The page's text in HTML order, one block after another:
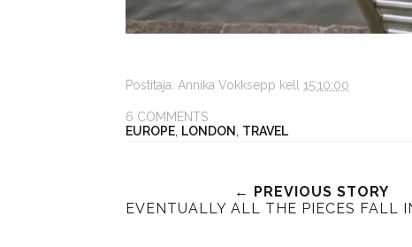
Postitaja: Annika Vokksepp kell 15:10:00
6 COMMENTS
EUROPE, LONDON , TRAVEL
← PREVIOUS STORY
EVENTUALLY ALL THE PIECES FALL